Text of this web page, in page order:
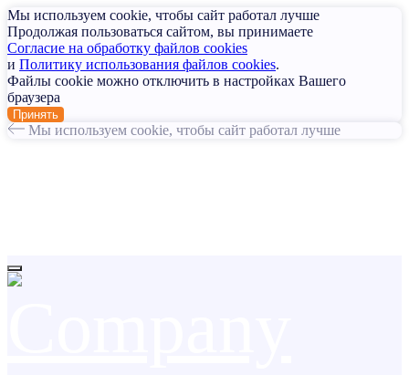
Мы используем cookie, чтобы сайт работал лучше
Продолжая пользоваться сайтом, вы принимаете
Согласие на обработку файлов cookies
и Политику использования файлов cookies.
Файлы cookie можно отключить в настройках Вашего
браузера
Принять
Мы используем cookie, чтобы сайт работал лучше